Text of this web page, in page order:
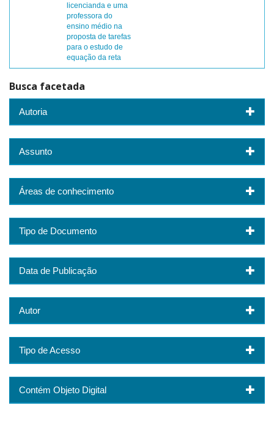
licencianda e uma
professora do
ensino médio na
proposta de tarefas
para o estudo de
equação da reta
Busca facetada
Autoria
Assunto
Áreas de conhecimento
Tipo de Documento
Data de Publicação
Autor
Tipo de Acesso
Contém Objeto Digital